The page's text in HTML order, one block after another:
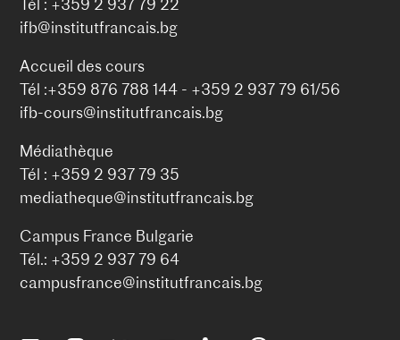
Tél : +359 2 937 79 22
ifb@institutfrancais.bg
Accueil des cours
Tél :+359 876 788 144 - +359 2 937 79 61/56
ifb-cours@institutfrancais.bg
Médiathèque
Tél : +359 2 937 79 35
mediatheque@institutfrancais.bg
Campus France Bulgarie
Tél.: +359 2 937 79 64
campusfrance@institutfrancais.bg